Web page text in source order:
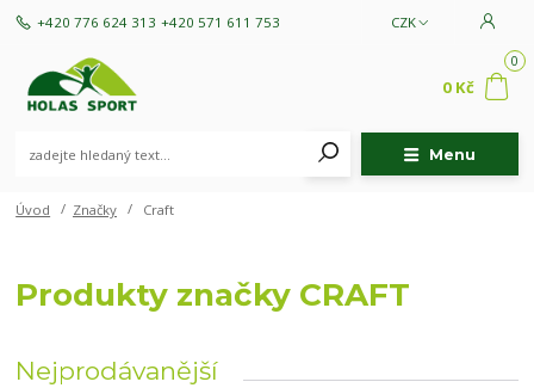
Menu
CZK
+420 776 624 313 +420 571 611 753
0
0 Kč
Úvod Značky Craft
Produkty značky CRAFT
Nejprodávanější